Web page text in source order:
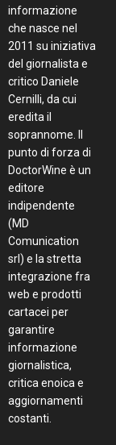
informazione
che nasce nel
2011 su iniziativa
del giornalista e
critico Daniele
Cernilli, da cui
eredita il
soprannome. Il
punto di forza di
DoctorWine è un
editore
indipendente
(MD
Comunication
srl) e la stretta
integrazione fra
web e prodotti
cartacei per
garantire
informazione
giornalistica,
critica enoica e
aggiornamenti
costanti.